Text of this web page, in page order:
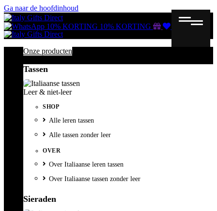
Ga naar de hoofdinhoud
10% KORTING 10% KORTING Gutscheine
Wunschliste
Warenkorb
Onze producten
Tassen
Leer & niet-leer
SHOP
Alle leren tassen
Alle tassen zonder leer
OVER
Over Italiaanse leren tassen
Over Italiaanse tassen zonder leer
Sieraden